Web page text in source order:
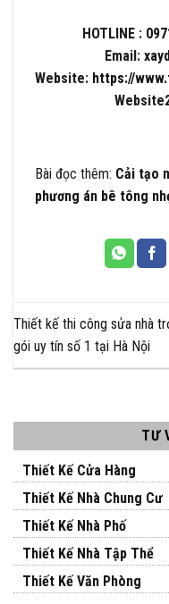
TƯ
Thiết Kế Cửa Hàng
Thiết Kế Nhà Chung Cư
Thiết Kế Nhà Phố
Thiết Kế Nhà Tập Thể
Thiết Kế Văn Phòng
HOTLINE :
Email:
Website: https://
Bài đọc thêm: Cải tạo
phương án bê tông
Thiết kế thi công sửa nhà
gói uy tín số 1 tại Hà Nội